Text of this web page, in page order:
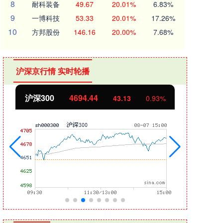
8 耐科装备 49.67 20.01% 6.83%
9 一博科技 53.33 20.01% 17.26%
10 方邦股份 146.16 20.00% 7.68%
沪深京行情 实时轮播
沪深300 4694.44 43.13 0.93%